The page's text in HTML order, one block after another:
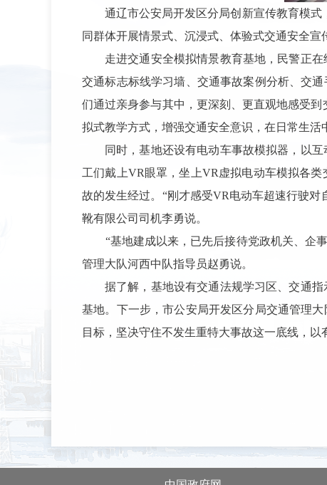
通辽市公安局开发区分局创新宣传教育模
同群体开展情景式、沉浸式、体验式交通安全
走进交通安全模拟情景教育基地，民警正
交通标志标线学习墙、交通事故案例分析、交
们通过亲身参与其中，更深刻、更直观地感受
拟式教学方式，增强交通安全意识，在日常生活
同时，基地还设有电动车事故模拟器，以
工们戴上VR眼罩，坐上VR虚拟电动车模拟各
故的发生经过。“刚才感受VR电动车超速行驶
靴有限公司司机李勇说。
“基地建成以来，已先后接待党政机关、企
管理大队河西中队指导员赵勇说。
据了解，基地设有交通法规学习区、交通
基地。下一步，市公安局开发区分局交通管理
目标，坚决守住不发生重特大事故这一底线，